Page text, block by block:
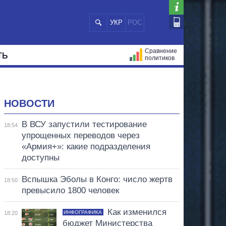
УКР РОС
Сравнение
политиков
НОВОСТИ
18:54
В ВСУ запустили тестирование
упрощенных переводов через
«Армия+»: какие подразделения
доступны
18:50
Вспышка Эболы в Конго: число жертв
превысило 1800 человек
18:20 ИНФОГРАФИКА
Как изменился
бюджет Министерства